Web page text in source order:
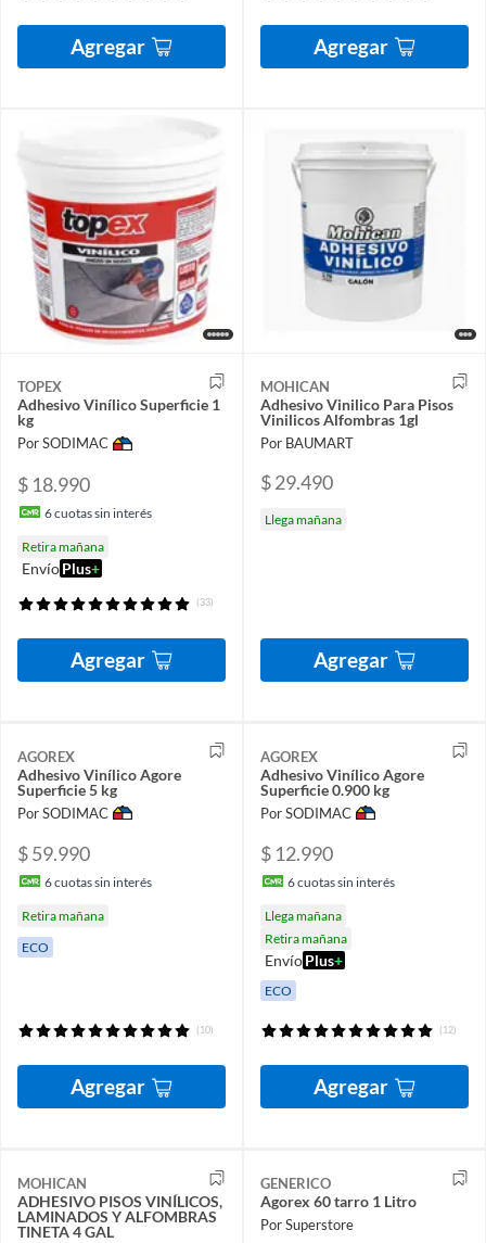
Agregar Agregar
TOPEX
Adhesivo Vinílico Superficie 1
kg
Por SODIMAC
$ 18.990
6cuotas sin interés
Retira mañana
EnvíoPlus+
(33)
Agregar
MOHICAN
Adhesivo Vinilico Para Pisos
Vinilicos Alfombras 1gl
Por BAUMART
$ 29.490
Llega mañana
Agregar
AGOREX
Adhesivo Vinílico Agore
Superficie 5 kg
Por SODIMAC
$ 59.990
6cuotas sin interés
Retira mañana
ECO
(10)
Agregar
AGOREX
Adhesivo Vinílico Agore
Superficie 0.900 kg
Por SODIMAC
$ 12.990
6cuotas sin interés
Llega mañana
Retira mañana
EnvíoPlus+
ECO
(12)
Agregar
MOHICAN
ADHESIVO PISOS VINÍLICOS,
LAMINADOS Y ALFOMBRAS
TINETA 4 GAL
GENERICO
Agorex 60 tarro 1 Litro
Por Superstore